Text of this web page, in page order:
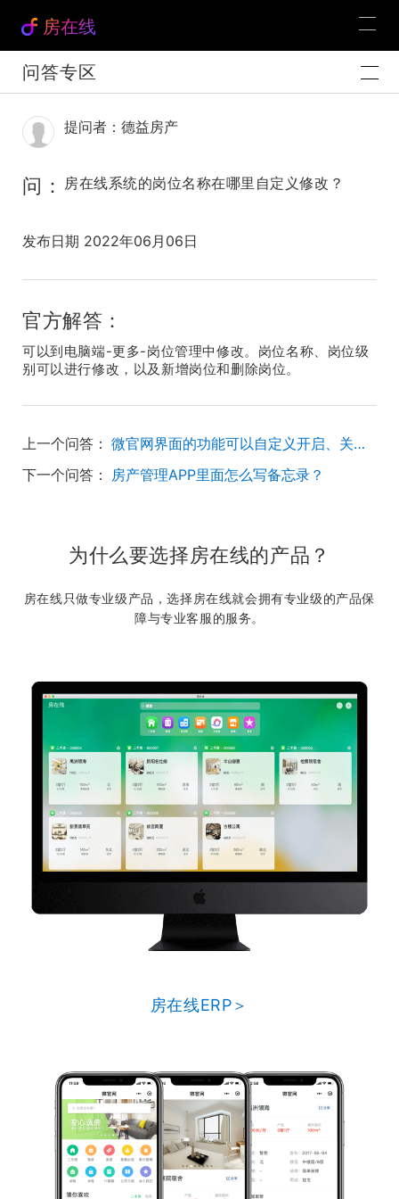
房在线
问答专区
提问者：德益房产
问： 房在线系统的岗位名称在哪里自定义修改？
发布日期 2022年06月06日
官方解答：
可以到电脑端-更多-岗位管理中修改。岗位名称、岗位级
别可以进行修改，以及新增岗位和删除岗位。
上一个问答：
微官网界面的功能可以自定义开启、关闭，或者移动位置吗？
下一个问答： 房产管理APP里面怎么写备忘录？
为什么要选择房在线的产品？
房在线只做专业级产品，选择房在线就会拥有专业级的产品保
障与专业客服的服务。
房在线ERP＞